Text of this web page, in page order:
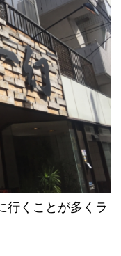
行くことが多くラ